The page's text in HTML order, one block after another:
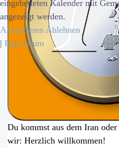
Du kommst aus dem Iran
wir: Herzlich willkommen!
eingebetteten Kalender mit
angezeigt werden.
Akzeptieren Ablehnen
| Impressum